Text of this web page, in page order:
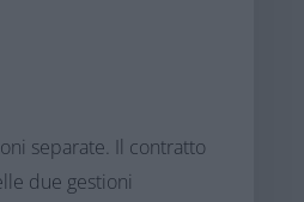
separate. Il contratto
due gestioni